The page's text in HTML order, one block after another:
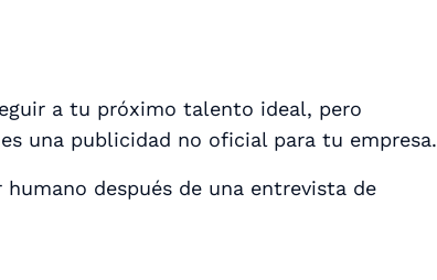
a tu próximo talento ideal, pero
una publicidad no oficial para tu empresa.
después de una entrevista de